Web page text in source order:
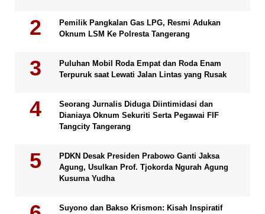
Pemilik Pangkalan Gas LPG, Resmi Adukan
Oknum LSM Ke Polresta Tangerang
Puluhan Mobil Roda Empat dan Roda Enam
Terpuruk saat Lewati Jalan Lintas yang Rusak
Seorang Jurnalis Diduga Diintimidasi dan
Dianiaya Oknum Sekuriti Serta Pegawai FIF
Tangcity Tangerang
PDKN Desak Presiden Prabowo Ganti Jaksa
Agung, Usulkan Prof. Tjokorda Ngurah Agung
Kusuma Yudha
Suyono dan Bakso Krismon: Kisah Inspiratif